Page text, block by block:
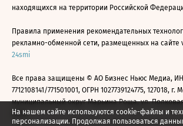
На нашем сайте используются cookie-файлы и
персонализации. Продолжая пользоваться
находящихся на территории Российской
Правила применения рекомендательных
рекламно-обменной сети, размещенных на сайте
24smi
Все права защищены © АО Бизнес Ньюс Медиа,
7712108141/771501001, ОГРН 1027739124775, 127018, г.
муниципальный округ Марьина Роща, ул.
2026